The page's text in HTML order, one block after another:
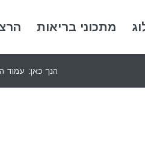
מתכוני בריאות
הנך כאן: עמוד